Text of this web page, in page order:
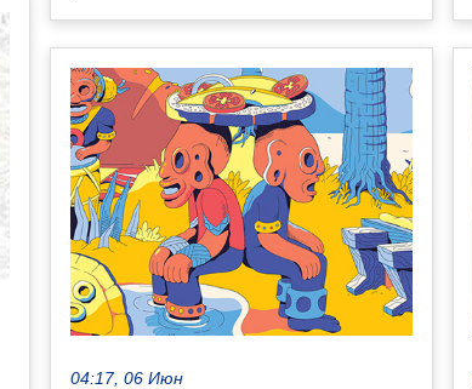
04:17, 06 Июн